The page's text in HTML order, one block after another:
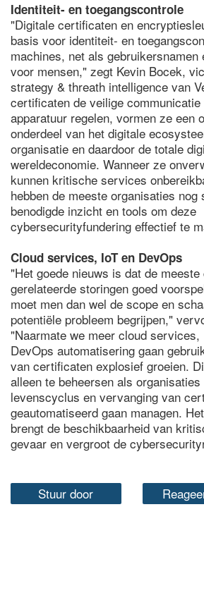
Identiteit- en toegangscontrole
"Digitale certificaten en
basis voor identiteit- en
machines, net als gebruikersnamen
voor mensen," zegt Kevin Bocek,
strategy & threath intelligence van
certificaten de veilige
apparatuur regelen, vormen ze een
onderdeel van het digitale
organisatie en daardoor de totale
wereldeconomie. Wanneer ze
kunnen kritische services
hebben de meeste organisaties nog
benodigde inzicht en tools om deze
cybersecurityfundering effectief te
Cloud services, IoT en DevOps
"Het goede nieuws is dat de
gerelateerde storingen goed
moet men dan wel de scope en
potentiële probleem begrijpen,"
"Naarmate we meer cloud services,
DevOps automatisering gaan
van certificaten explosief groeien.
alleen te beheersen als
levenscyclus en vervanging van
geautomatiseerd gaan managen.
brengt de beschikbaarheid van
gevaar en vergroot de
Stuur door